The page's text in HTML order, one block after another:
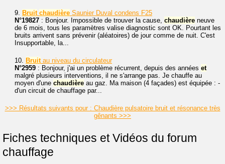
9. Bruit chaudière Saunier Duval condens F25
N°19827 : Bonjour. Impossible de trouver la cause, chaudière neuve
de 6 mois, tous les paramètres valise diagnostic sont OK. Pourtant les
bruits arrivent sans prévenir (aléatoires) de jour comme de nuit. C'est
Insupportable, la...
10. Bruitau niveau du circulateur
N°2959 : Bonjour, j'ai un problème récurrent, depuis des années et
malgré plusieurs interventions, il ne s'arrange pas. Je chauffe au
moyen d'une chaudière au gaz. Ma maison (4 façades) est équipée : -
d'un circuit de chauffage par...
>>> Résultats suivants pour : Chaudière pulsatoire bruit et résonance très
gênants >>>
Fiches techniques et Vidéos du forum
chauffage